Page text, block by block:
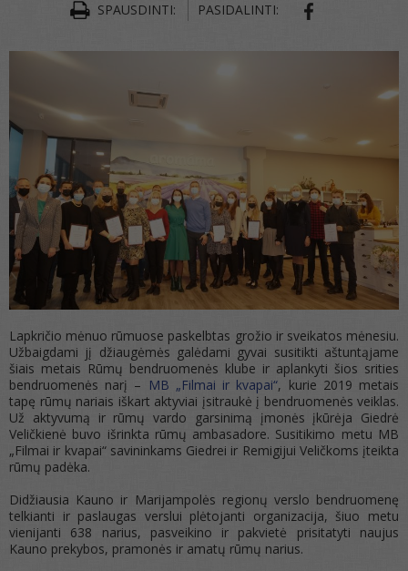
SPAUSDINTI: PASIDALINTI:
Lapkričio mėnuo rūmuose paskelbtas grožio ir sveikatos mėnesiu.
Užbaigdami jį džiaugėmės galėdami gyvai susitikti aštuntąjame
šiais metais Rūmų bendruomenės klube ir aplankyti šios srities
bendruomenės narį – MB „Filmai ir kvapai“, kurie 2019 metais
tapę rūmų nariais iškart aktyviai įsitraukė į bendruomenės veiklas.
Už aktyvumą ir rūmų vardo garsinimą įmonės įkūrėja Giedrė
Veličkienė buvo išrinkta rūmų ambasadore. Susitikimo metu MB
„Filmai ir kvapai“ savininkams Giedrei ir Remigijui Veličkoms įteikta
rūmų padėka.
Didžiausia Kauno ir Marijampolės regionų verslo bendruomenę
telkianti ir paslaugas verslui plėtojanti organizacija, šiuo metu
vienijanti 638 narius, pasveikino ir pakvietė prisitatyti naujus
Kauno prekybos, pramonės ir amatų rūmų narius.